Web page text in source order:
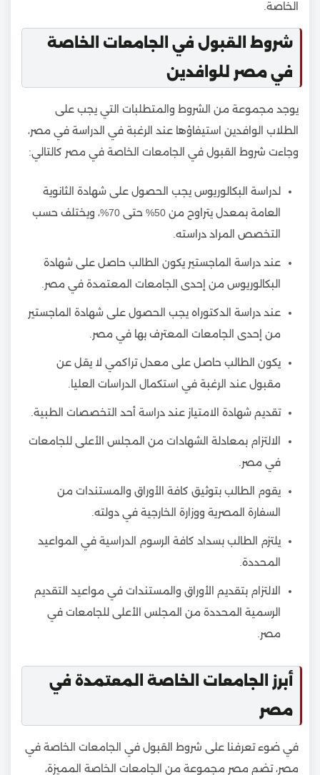
الخاصة.
شروط القبول في الجامعات الخاصة
في مصر للوافدين
يوجد مجموعة من الشروط والمتطلبات التي يجب على
الطلاب الوافدين استيفاؤها عند الرغبة في الدراسة في مصر،
وجاءت شروط القبول في الجامعات الخاصة في مصر كالتالي:
لدراسة البكالوريوس يجب الحصول على شهادة الثانوية
العامة بمعدل يتراوح من 50% حتى 70%، ويختلف حسب
التخصص المراد دراسته.
عند دراسة الماجستير يكون الطالب حاصل على شهادة
البكالوريوس من إحدى الجامعات المعتمدة في مصر.
عند دراسة الدكتوراه يجب الحصول على شهادة الماجستير
من إحدى الجامعات المعترف بها في مصر.
يكون الطالب حاصل على معدل تراكمي لا يقل عن
مقبول عند الرغبة في استكمال الدراسات العليا.
تقديم شهادة الامتياز عند دراسة أحد التخصصات الطبية.
الالتزام بمعادلة الشهادات من المجلس الأعلى للجامعات
في مصر.
يقوم الطالب بتوثيق كافة الأوراق والمستندات من
السفارة المصرية ووزارة الخارجية في دولته.
يلتزم الطالب بسداد كافة الرسوم الدراسية في المواعيد
المحددة.
الالتزام بتقديم الأوراق والمستندات في مواعيد التقديم
الرسمية المحددة من المجلس الأعلى للجامعات في
مصر.
أبرز الجامعات الخاصة المعتمدة في
مصر
في ضوء تعرفنا على شروط القبول في الجامعات الخاصة في
مصر، تضم مصر مجموعة من الجامعات الخاصة المميزة،